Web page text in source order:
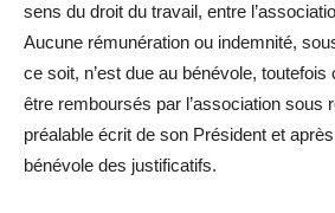
sens du droit du travail, entre
Aucune rémunération ou indemnité,
ce soit, n’est due au bénévole,
être remboursés par l’association sous
préalable écrit de son Président et
bénévole des justificatifs.